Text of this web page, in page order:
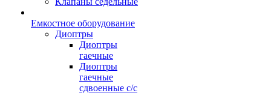
Емкостное оборудование
Диоптры
Диоптры
гаечные
Диоптры
гаечные
сдвоенные c/c